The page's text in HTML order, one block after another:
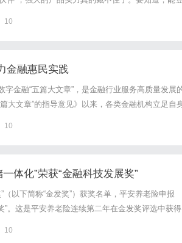
就能行的。当然，这不是追觅电视的第一次出圈
行新品发布会，全球消费者...
10
金融惠民实践
金融“五篇大文章”，是金融行业服务高质量发展
大文章”的指导意见》以来，各类金融机构立足自
际成效。作为国内首家带有“养老”字样的持牌金融
业务核心发力点，通过一系列务实...
10
体化”荣获“金融科技发展奖”
以下简称“金发奖”）获奖名单，平安养老险申报
”。这是平安养老险连续第二年在金发奖评选中获得
以做好金融五篇大文章为出发点，不断提升业务
。据了解，金发奖由中国人...
10